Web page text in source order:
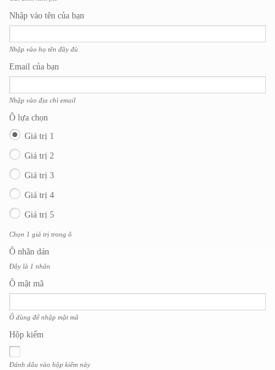
Nhập vào tên của bạn
Nhập vào họ tên đầy đủ
Email của bạn
Nhập vào địa chỉ email
Ô lựa chọn
Giá trị 1
Giá trị 2
Giá trị 3
Giá trị 4
Giá trị 5
Chọn 1 giá trị trong ô
Ô nhãn dán
Đây là 1 nhãn
Ô mật mã
Ô dùng để nhập mật mã
Hộp kiểm
Đánh dấu vào hộp kiểm này